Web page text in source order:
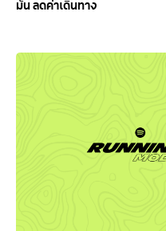
มัน ลดค่าเดินทาง